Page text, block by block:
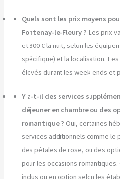
Quels sont les prix moyens
Fontenay-le-Fleury ? Les prix
et 300 € la nuit, selon les
spécifique) et la localisation.
élevés durant les week-ends et
Y a-t-il des services
déjeuner en chambre ou des
romantique ? Oui, certaines
services additionnels comme le
des pétales de rose, ou des
pour les occasions
inclus ou en option selon les